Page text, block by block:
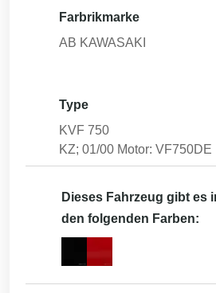
Farbrikmarke
AB KAWASAKI
Type
KVF 750
KZ; 01/00 Motor: VF750DE
Dieses Fahrzeug gibt es
den folgenden Farben: